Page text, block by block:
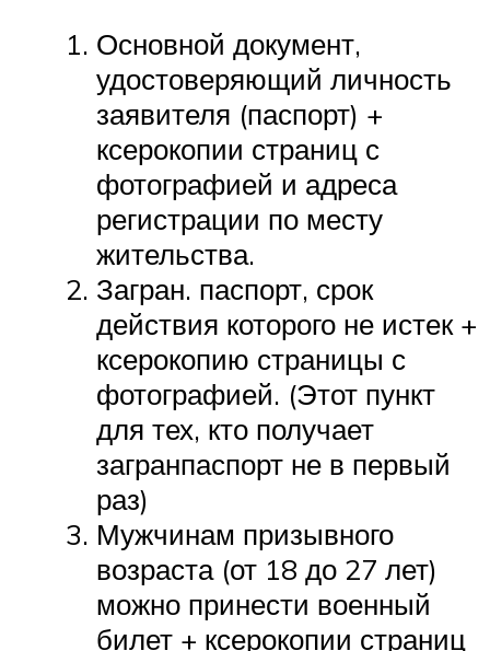
Основной документ,
удостоверяющий личность
заявителя (паспорт) +
ксерокопии страниц с
фотографией и адреса
регистрации по месту
жительства.
Загран. паспорт, срок
действия которого не истек +
ксерокопию страницы с
фотографией. (Этот пункт
для тех, кто получает
загранпаспорт не в первый
раз)
Мужчинам призывного
возраста (от 18 до 27 лет)
можно принести военный
билет + ксерокопии страниц